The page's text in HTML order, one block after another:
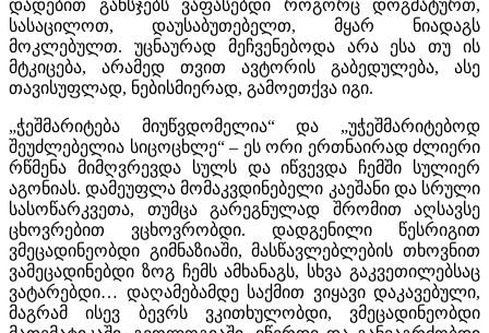
დადებით განსჯებს ვაფასებდი როგორც დოგმატურთ,
სასაცილოთ, დაუსაბუთებელთ, მყარ ნიადაგს
მოკლებულთ. უცნაურად მეჩვენებოდა არა ესა თუ ის
მტკიცება, არამედ თვით ავტორის გაბედულება, ასე
თავისუფლად, ნებისმიერად, გამოეთქვა იგი.
„ჭეშმარიტება მიუწვდომელია“ და „უჭეშმარიტებოდ
შეუძლებელია სიცოცხლე“ – ეს ორი ერთნაირად ძლიერი
რწმენა მიმღვრევდა სულს და იწვევდა ჩემში სულიერ
აგონიას. დამეუფლა მომაკვდინებელი კაეშანი და სრული
სასოწარკვეთა, თუმცა გარეგნულად შრომით აღსავსე
ცხოვრებით ვცხოვრობდი. დადგენილი წესრიგით
ვმეცადინეობდი გიმნაზიაში, მასწავლებლების თხოვნით
ვამეცადინებდი ზოგ ჩემს ამხანაგს, სხვა გაკვეთილებსაც
ვატარებდი… დაღამებამდე საქმით ვიყავი დაკავებული,
მაგრამ ისევ ბევრს ვკითხულობდი, ვმეცადინეობდი